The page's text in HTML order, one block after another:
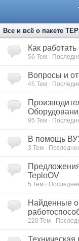
Все и всё о пакете
Как
56 Тем ·
Вопросы и
45 Тем ·
95 Тем ·
В помощь
3 Тем ·
TeploOV
5 Тем ·
Найденные
220 Тем ·
Техническая